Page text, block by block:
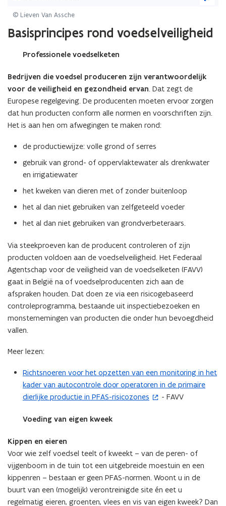
© Lieven Van Assche
op
de
voor
vergrote
Basisprincipes rond voedselveiligheid
Professionele voedselketen
Bedrijven die voedsel produceren zijn verantwoordelijk
voor de veiligheid en gezondheid ervan. Dat zegt de
Europese regelgeving. De producenten moeten ervoor zorgen
dat hun producten conform alle normen en voorschriften zijn.
Het is aan hen om afwegingen te maken rond:
de productiewijze: volle grond of serres
gebruik van grond- of oppervlaktewater als drenkwater
en irrigatiewater
het kweken van dieren met of zonder buitenloop
het al dan niet gebruiken van zelfgeteeld voeder
het al dan niet gebruiken van grondverbeteraars.
Via steekproeven kan de producent controleren of zijn
producten voldoen aan de voedselveiligheid. Het Federaal
Agentschap voor de veiligheid van de voedselketen (FAVV)
gaat in België na of voedselproducenten zich aan de
afspraken houden. Dat doen ze via een risicogebaseerd
controleprogramma, bestaande uit inspectiebezoeken en
monsternemingen van producten die onder hun bevoegdheid
vallen.
Meer lezen:
Richtsnoeren voor het opzetten van een monitoring in het
kader van autocontrole door operatoren in de primaire
dierlijke productie in PFAS-risicozones
(
o
p
n
i
n
n
i
e
- FAVV
Voeding van eigen kweek
Kippen en eieren
Voor wie zelf voedsel teelt of kweekt – van de peren- of
vijgenboom in de tuin tot een uitgebreide moestuin en een
kippenren – bestaan er geen PFAS-normen. Woont u in de
buurt van een (mogelijk) verontreinigde site én eet u
regelmatig eieren, groenten, vlees en vis van eigen kweek? Dan